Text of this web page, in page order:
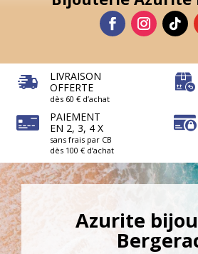
LIVRAISON
OFFERTE
dès 60 € d’achat
PAIEMENT
EN 2, 3, 4 X
sans frais par CB
dès 100 € d’achat
Azurite